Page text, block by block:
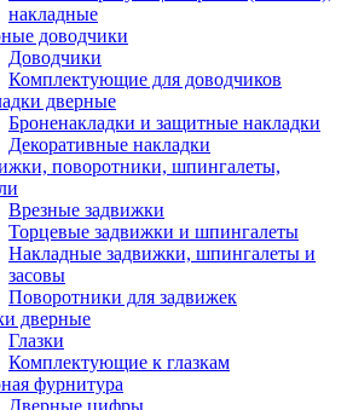
накладные
доводчики
Доводчики
Комплектующие для доводчиков
дверные
Броненакладки и защитные накладки
Декоративные накладки
поворотники, шпингалеты,
Врезные задвижки
Торцевые задвижки и шпингалеты
Накладные задвижки, шпингалеты и
засовы
Поворотники для задвижек
дверные
Глазки
Комплектующие к глазкам
фурнитура
Дверные цифры